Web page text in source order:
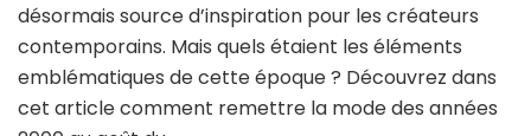
2000
fait
son
grand
retour
désormais source d’inspiration pour les créateurs
contemporains. Mais quels étaient les éléments
emblématiques de cette époque ? Découvrez dans
cet article comment remettre la mode des années